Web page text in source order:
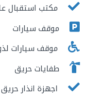
مكتب استقبال
موقف سيارات
موقف سيارات
طفايات حريق
اجهزة انذار حريق